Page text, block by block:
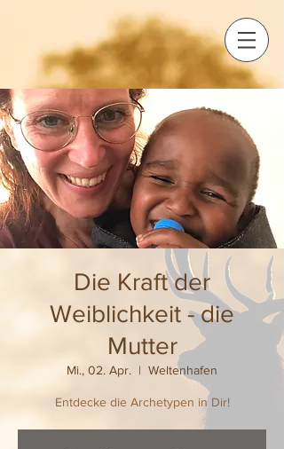
Die Kraft der
Weiblichkeit - die
Mutter
Mi., 02. Apr.
  |
Weltenhafen
Entdecke die Archetypen in Dir!